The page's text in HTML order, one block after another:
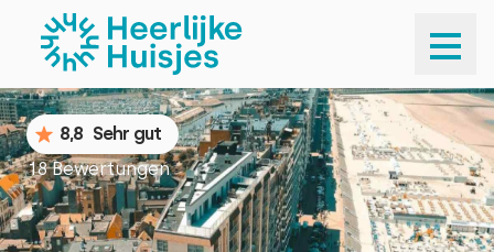
1
8,8 Sehr gut
18 Bewertungen